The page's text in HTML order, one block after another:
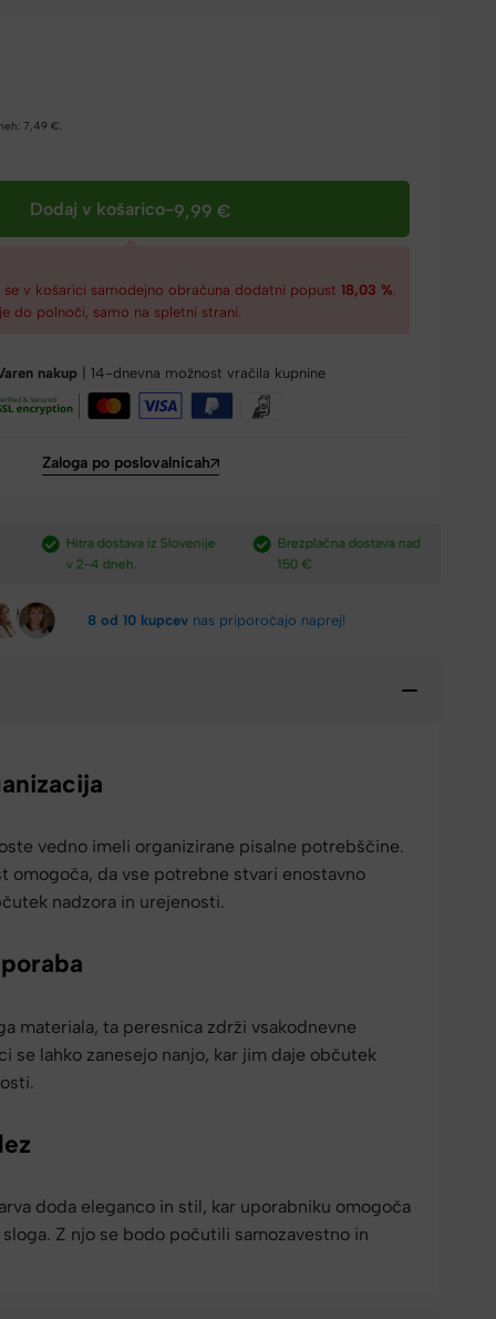
7,49€.
Dodaj v košarico-9,99€
se v košarici samodejno obračuna dodatni popust18,03 %.
do polnoči, samo na spletni strani.
nakup | 14-dnevna možnost vračila kupnine
Zaloga po poslovalnicah
Brezplačna dostava nad
150 €​
Plačilo po povzetju,
preko paypal-a in kartic.​
8 od 10 kupcevnas priporočajo naprej!
vedno imeli organizirane pisalne potrebščine.
omogoča, da vse potrebne stvari enostavno
nadzora in urejenosti.
materiala, ta peresnica zdrži vsakodnevne
se lahko zanesejo nanjo, kar jim daje občutek
doda eleganco in stil, kar uporabniku omogoča
Z njo se bodo počutili samozavestno in